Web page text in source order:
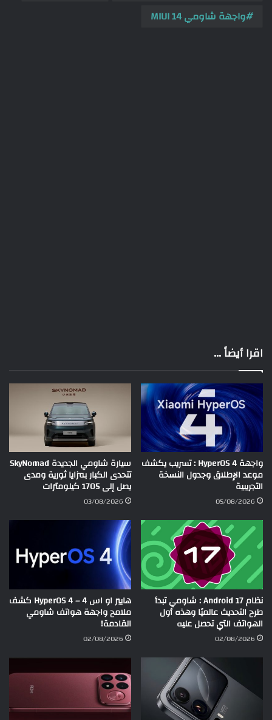
واجهة شاومي MIUI 14
اقرا أيضاً ...
واجهة HyperOS 4 : تسريب يكشف
موعد الإطلاق وجدول النسخة
التجريبية
05/08/2026
سيارة شاومي الجديدة SkyNomad
تتحدى الكبار بمزايا ثورية ومدى
يصل إلى 1705 كيلومترات
03/08/2026
نظام Android 17 : شاومي تبدأ
طرح التحديث عالميًا وهذه أول
الهواتف التي تحصل عليه
02/08/2026
هايبر او اس 4 – HyperOS 4 كشف
ملامح واجهة هواتف شاومي
القادمة!
02/08/2026